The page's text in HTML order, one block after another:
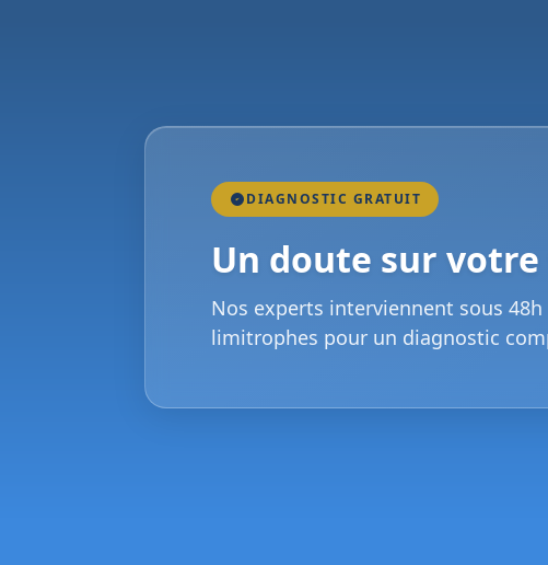
DIAGNOSTIC GRATUIT
Un doute sur
Nos experts interviennent sous
limitrophes pour un diagnostic